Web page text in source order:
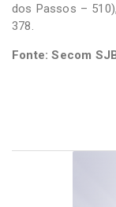
dos Passos –
378.
Fonte: Secom